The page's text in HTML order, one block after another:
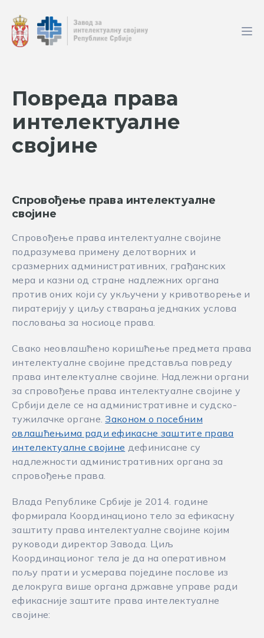
Повреда права
интелектуалне
својине
Спровођење права интелектуалне
својине
Спровођење права интелектуалне својине
подразумева примену делотворних и
сразмерних административних, грађанских
мера и казни од стране надлежних органа
против оних који су укључени у кривотворење и
пиратерију у циљу стварања једнаких услова
пословања за носиоце права.
Свако неовлашћено коришћење предмета права
интелектуалне својине представља повреду
права интелектуалне својине. Надлежни органи
за спровођење права интелектуалне својине у
Србији деле се на административне и судско-
тужилачке органе. Законом о посебним
овлашћењима ради ефикасне заштите права
интелектуалне својине дефинисане су
надлежности административних органа за
спровођење права.
Влада Републике Србије је 2014. године
формирала Координационо тело за ефикасну
заштиту права интелектуалне својине којим
руководи директор Завода. Циљ
Координационог тела је да на оперативном
пољу прати и усмерава поједине послове из
делокруга више органа државне управе ради
ефикасније заштите права интелектуалне
својине: